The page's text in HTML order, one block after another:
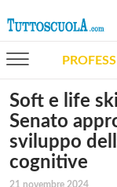
Soft e life
Senato
sviluppo
cognitive
21 novembre 2024